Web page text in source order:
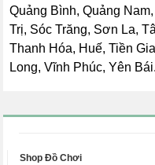
Quảng Bình, Quảng
Trị, Sóc Trăng, Sơn La,
Thanh Hóa, Huế, Tiền
Long, Vĩnh Phúc, Yên
Shop Đồ Chơi